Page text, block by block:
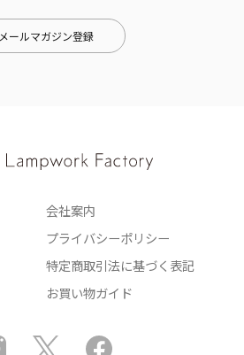
メールマガジン登録
会社案内
プライバシーポリシー
特定商取引法に基づく表記
お買い物ガイド